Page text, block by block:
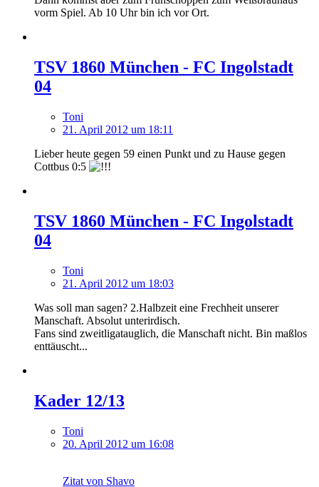
vorm Spiel. Ab 10 Uhr bin ich vor Ort.
TSV 1860 München - FC Ingolstadt
04
Toni
21. April 2012 um 18:11
Lieber heute gegen 59 einen Punkt und zu Hause gegen
Cottbus 0:5
TSV 1860 München - FC Ingolstadt
04
Toni
21. April 2012 um 18:03
Was soll man sagen? 2.Halbzeit eine Frechheit unserer
Manschaft. Absolut unterirdisch.
Fans sind zweitligatauglich, die Manschaft nicht. Bin maßlos
enttäuscht...
Kader 12/13
Toni
20. April 2012 um 16:08
Zitat von Shavo